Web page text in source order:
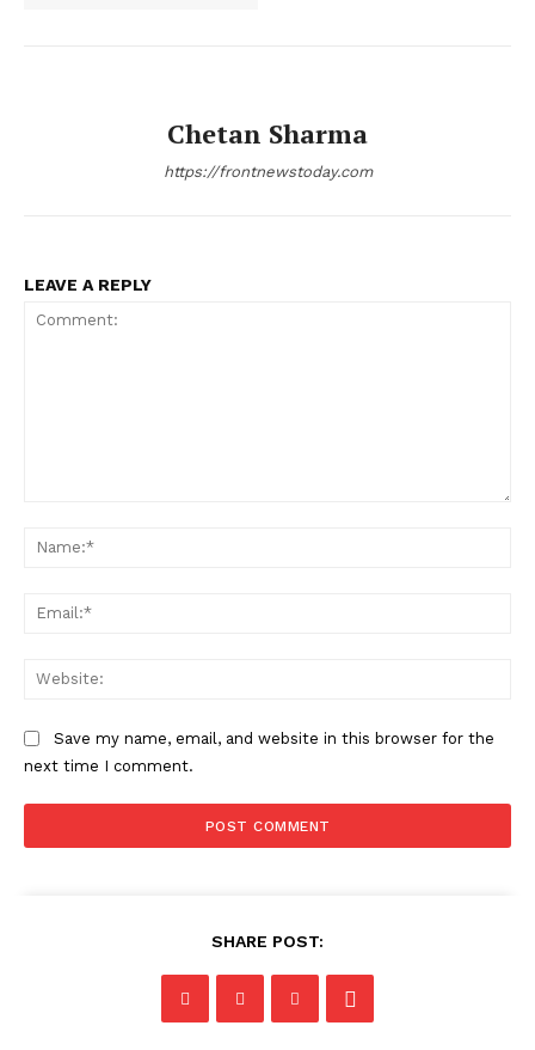
Chetan Sharma
https://frontnewstoday.com
LEAVE A REPLY
Save my name, email, and website in this browser for the
next time I comment.
SHARE POST: